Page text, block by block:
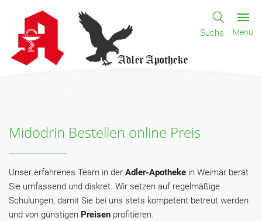
Suche Menü
Midodrin Bestellen online Preis
Unser erfahrenes Team in der Adler-Apotheke in Weimar berät
Sie umfassend und diskret. Wir setzen auf regelmäßige
Schulungen, damit Sie bei uns stets kompetent betreut werden
und von günstigen Preisen profitieren.